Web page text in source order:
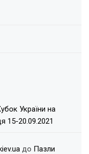
України на
15-20.09.2021
до Пазли